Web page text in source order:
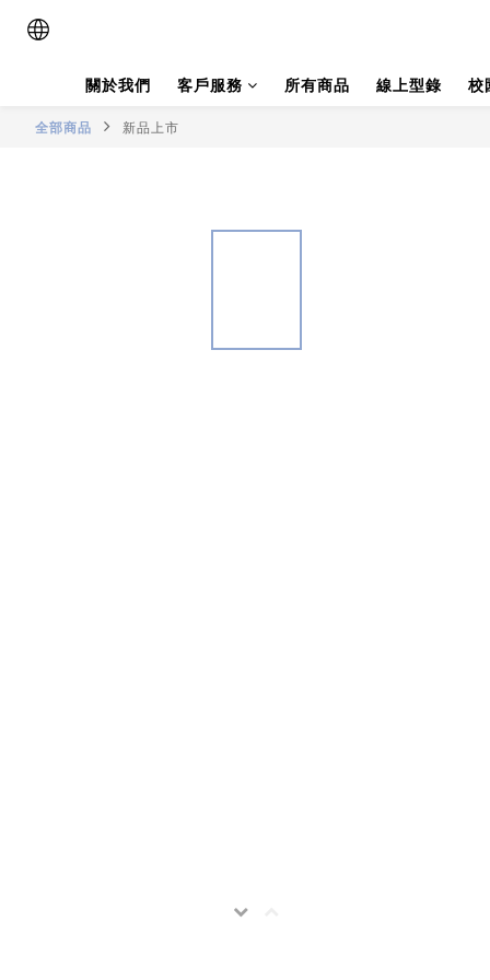
關於我們 客戶服務 所有商品 線上型錄 校
全部商品 新品上市